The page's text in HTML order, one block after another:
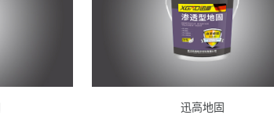
迅高地固